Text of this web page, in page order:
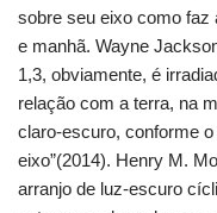
sobre seu eixo como faz
e manhã. Wayne
1,3, obviamente, é
relação com a terra, na
claro-escuro, conforme
eixo”(2014). Henry M.
arranjo de luz-escuro